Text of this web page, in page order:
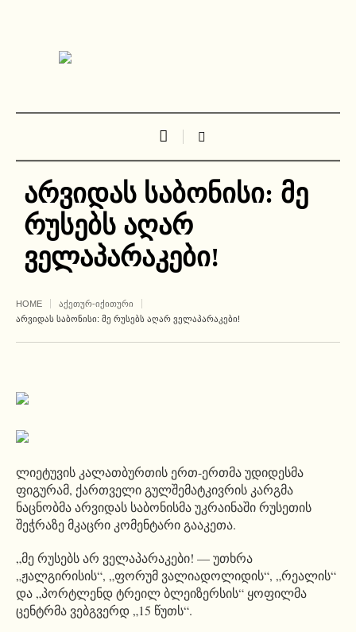
არვიდას საბონისი: მე
რუსებს აღარ
ველაპარაკები!
HOME
ᲐᲥᲔᲗᲣᲠ-ᲘᲥᲘᲗᲣᲠᲘ
ᲐᲠᲕᲘᲓᲐᲡ ᲡᲐᲑᲝᲜᲘᲡᲘ: ᲛᲔ ᲠᲣᲡᲔᲑᲡ ᲐᲦᲐᲠ ᲕᲔᲚᲐᲞᲐᲠᲐᲙᲔᲑᲘ!
ლიეტუვის კალათბურთის ერთ-ერთმა უდიდესმა
ფიგურამ, ქართველი გულშემატკივრის კარგმა
ნაცნობმა არვიდას საბონისმა უკრაინაში რუსეთის
შეჭრაზე მკაცრი კომენტარი გააკეთა.
„მე რუსებს არ ველაპარაკები! — უთხრა
„ჟალგირისის“, „ფორუმ ვალიადოლიდის“, „რეალის“
და „პორტლენდ ტრეილ ბლეიზერსის“ ყოფილმა
ცენტრმა ვებგვერდ „15 წუთს“.